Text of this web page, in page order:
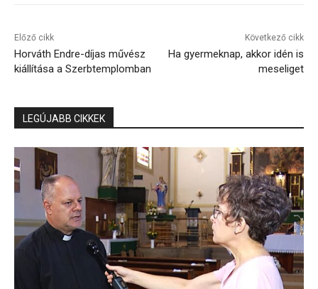
Előző cikk
Horváth Endre-díjas művész
kiállítása a Szerbtemplomban
Következő cikk
Ha gyermeknap, akkor idén is
meseliget
LEGÚJABB CIKKEK